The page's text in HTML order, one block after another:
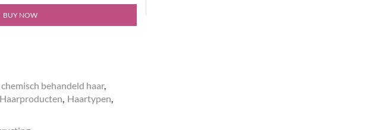
BUY NOW
behandeld haar,
Haarproducten, Haartypen,